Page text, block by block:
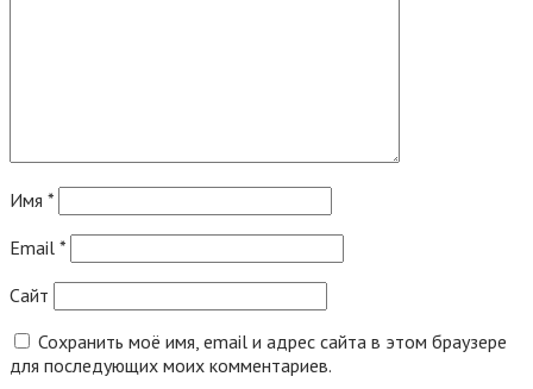
Имя *
Email *
Сайт
Сохранить моё имя, email и адрес сайта в этом браузере
для последующих моих комментариев.